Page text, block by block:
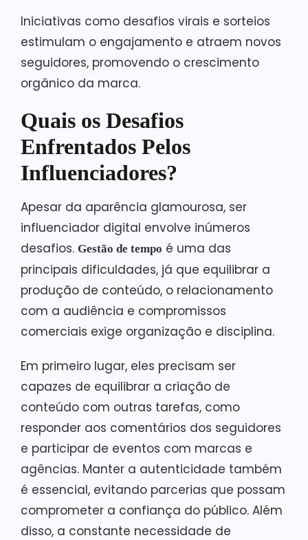
Iniciativas como desafios virais e sorteios
estimulam o engajamento e atraem novos
seguidores, promovendo o crescimento
orgânico da marca.
Quais os Desafios
Enfrentados Pelos
Influenciadores?
Apesar da aparência glamourosa, ser
influenciador digital envolve inúmeros
desafios. Gestão de tempo é uma das
principais dificuldades, já que equilibrar a
produção de conteúdo, o relacionamento
com a audiência e compromissos
comerciais exige organização e disciplina.
Em primeiro lugar, eles precisam ser
capazes de equilibrar a criação de
conteúdo com outras tarefas, como
responder aos comentários dos seguidores
e participar de eventos com marcas e
agências. Manter a autenticidade também
é essencial, evitando parcerias que possam
comprometer a confiança do público. Além
disso, a constante necessidade de